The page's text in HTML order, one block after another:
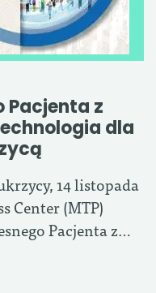
Pacjenta z
dla
14 listopada
Center (MTP)
Pacjenta z…